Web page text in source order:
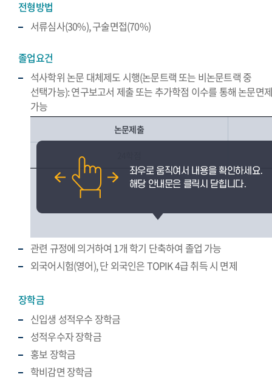
전형방법
서류심사(30%), 구술면접(70%)
졸업요건
석사학위 논문 대체제도 시행(논문트랙 또는 비논문트랙 중
선택가능): 연구보고서 제출 또는 추가학점 이수를 통해 논문면
가능
논문제출
관련 규정에 의거하여 1개 학기 단축하여 졸업 가능
외국어시험(영어), 단 외국인은 TOPIK 4급 취득 시 면제
장학금
신입생 성적우수 장학금
성적우수자 장학금
홍보 장학금
학비감면 장학금